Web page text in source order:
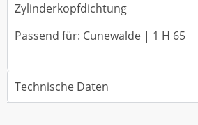
Zylinderkopfdichtung
Passend für: Cunewalde | 1 H 65
Technische Daten